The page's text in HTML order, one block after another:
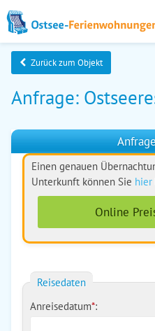
Zurück zum Objekt
Anfrage:
Einen genauen
Unterkunft können Sie hier
Online
Reisedaten
Anreisedatum*: